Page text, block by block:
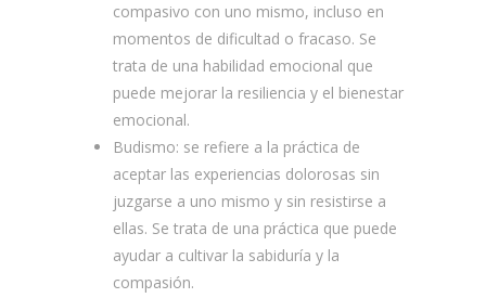
compasivo con uno mismo, incluso en
momentos de dificultad o fracaso. Se
trata de una habilidad emocional que
puede mejorar la resiliencia y el bienestar
emocional.
Budismo: se refiere a la práctica de
aceptar las experiencias dolorosas sin
juzgarse a uno mismo y sin resistirse a
ellas. Se trata de una práctica que puede
ayudar a cultivar la sabiduría y la
compasión.